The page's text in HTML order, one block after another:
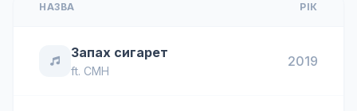
НАЗВА РІК
Запах сигарет
ft. CMH
2019